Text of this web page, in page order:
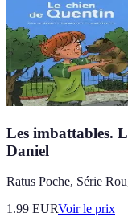
Les imbattables.
Daniel
Ratus Poche, Série
1.99 EURVoir le prix